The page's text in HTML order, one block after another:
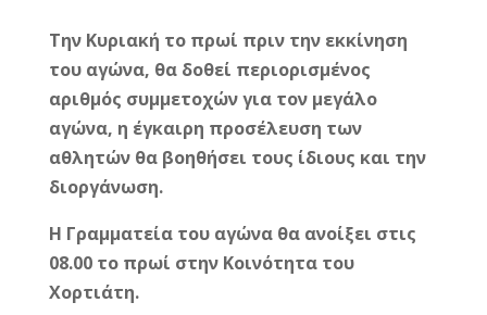
Την Κυριακή το πρωί πριν την εκκίνηση
του αγώνα, θα δοθεί περιορισμένος
αριθμός συμμετοχών για τον μεγάλο
αγώνα, η έγκαιρη προσέλευση των
αθλητών θα βοηθήσει τους ίδιους και την
διοργάνωση.
Η Γραμματεία του αγώνα θα ανοίξει στις
08.00 το πρωί στην Κοινότητα του
Χορτιάτη.